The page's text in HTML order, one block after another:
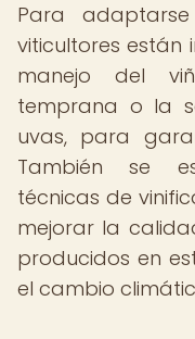
Para
viticultores están
manejo del
temprana o la
uvas, para
También se
técnicas de
mejorar la
producidos en
el cambio